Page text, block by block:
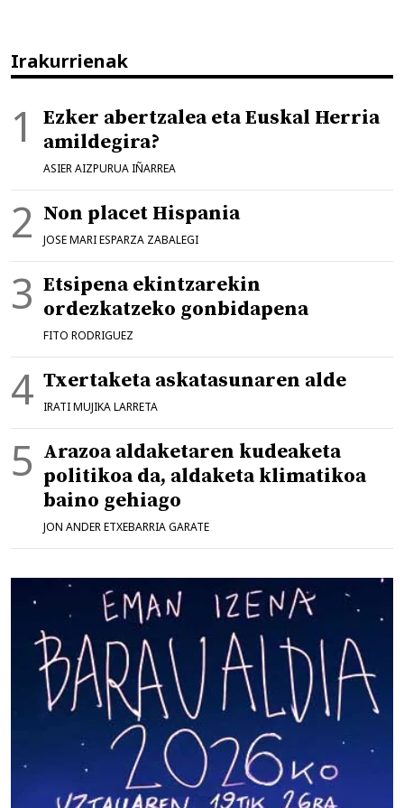
Irakurrienak
Ezker abertzalea eta Euskal Herria
amildegira?
ASIER AIZPURUA IÑARREA
Non placet Hispania
JOSE MARI ESPARZA ZABALEGI
Etsipena ekintzarekin
ordezkatzeko gonbidapena
FITO RODRIGUEZ
Txertaketa askatasunaren alde
IRATI MUJIKA LARRETA
Arazoa aldaketaren kudeaketa
politikoa da, aldaketa klimatikoa
baino gehiago
JON ANDER ETXEBARRIA GARATE